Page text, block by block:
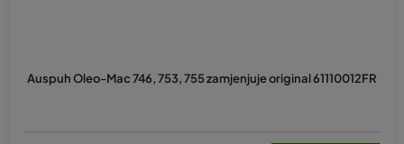
Auspuh Oleo-Mac 746, 753, 755 zamjenjuje original 61110012FR